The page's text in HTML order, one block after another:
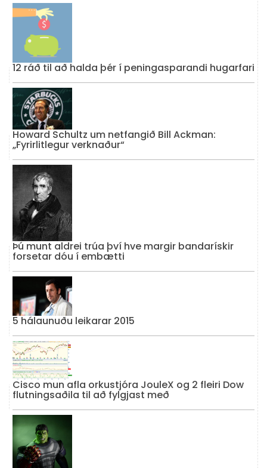
12 ráð til að halda þér í peningasparandi hugarfari
Howard Schultz um netfangið Bill Ackman:
„Fyrirlitlegur verknaður“
Þú munt aldrei trúa því hve margir bandarískir
forsetar dóu í embætti
5 hálaunuðu leikarar 2015
Cisco mun afla orkustjóra JouleX og 2 fleiri Dow
flutningsaðila til að fylgjast með